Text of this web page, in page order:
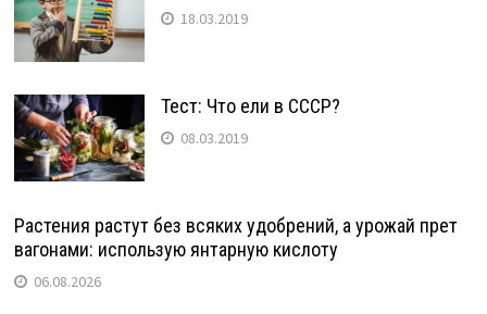
18.03.2019
Тест: Что ели в СССР?
08.03.2019
Растения растут без всяких удобрений, а урожай прет
вагонами: использую янтарную кислоту
06.08.2026